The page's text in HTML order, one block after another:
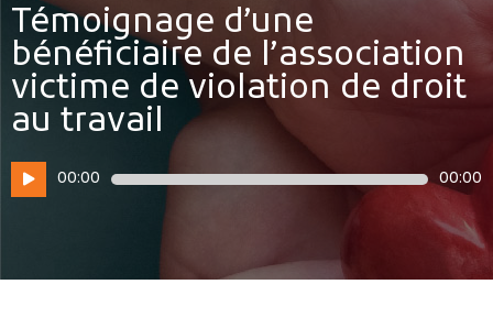
Témoignage d’une
bénéficiaire de l’association
victime de violation de droit
au travail
Lecteur
audio
00:00 00:00